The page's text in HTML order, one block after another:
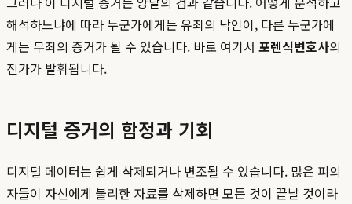
해석하느냐에 따라 누군가에게는 유죄의 낙인이, 다른 누군가에
게는 무죄의 증거가 될 수 있습니다. 바로 여기서 포렌식변호사의
진가가 발휘됩니다.
디지털 증거의 함정과 기회
디지털 데이터는 쉽게 삭제되거나 변조될 수 있습니다. 많은 피의
자들이 자신에게 불리한 자료를 삭제하면 모든 것이 끝날 것이라